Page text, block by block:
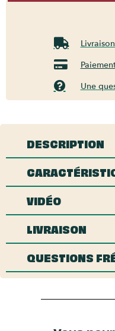
Une
DESCRIPTION
VIDÉO
LIVRAISON
QUESTIONS